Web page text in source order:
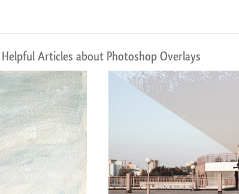
Helpful Articles about Photoshop Overlays